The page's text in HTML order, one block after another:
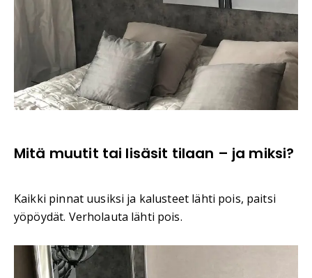
Mitä muutit tai lisäsit tilaan – ja miksi?
Kaikki pinnat uusiksi ja kalusteet lähti pois, paitsi
yöpöydät. Verholauta lähti pois.